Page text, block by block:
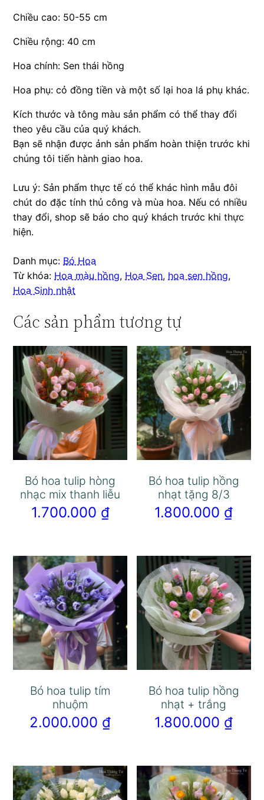
Chiều cao: 50-55 cm
Chiều rộng: 40 cm
Hoa chính: Sen thái hồng
Hoa phụ: cỏ đồng tiền và một số lại hoa lá phụ khác.
Kích thước và tông màu sản phẩm có thể thay đổi
theo yêu cầu của quý khách.
Bạn sẽ nhận được ảnh sản phẩm hoàn thiện trước khi
chúng tôi tiến hành giao hoa.
Lưu ý: Sản phẩm thực tế có thể khác hình mẫu đôi
chút do đặc tính thủ công và mùa hoa. Nếu có nhiều
thay đổi, shop sẽ báo cho quý khách trước khi thực
hiện.
Danh mục: Bó Hoa
Từ khóa: Hoa màu hồng, Hoa Sen, hoa sen hồng,
Hoa Sinh nhật
Các sản phẩm tương tự
Bó hoa tulip hòng
nhạc mix thanh liễu
1.700.000 ₫
Bó hoa tulip hồng
nhạt tặng 8/3
1.800.000 ₫
Bó hoa tulip tím
nhuộm
2.000.000 ₫
Bó hoa tulip hồng
nhạt + trắng
1.800.000 ₫